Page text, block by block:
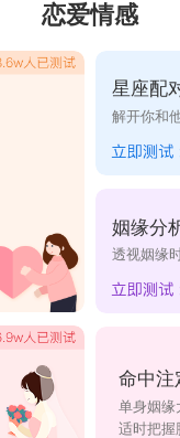
恋爱情感
星座配
解开你和
姻缘分
透视姻缘
命中注
单身姻缘
适时把握